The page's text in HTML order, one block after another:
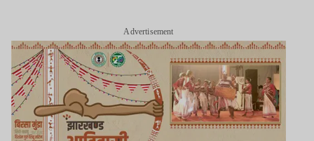
Advertisement